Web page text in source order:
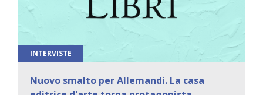
INTERVISTE
Nuovo smalto per Allemandi. La casa